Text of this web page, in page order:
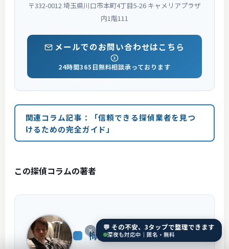
〒332-0012 埼玉県川口市本町4丁目5-26 キャメリアプラザ
内1階111
メールでのお問い合わせはこちら
24時間365日無料相談承っております
関連コラム記事：「信頼できる探偵業者を見つ
けるための完全ガイド」
この探偵コラムの著者
梅澤 賢樹
× 💬 その不安、3タップで整理できます
深夜も対応中｜匿名・無料